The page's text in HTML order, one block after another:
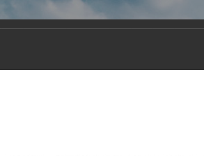
Сайт создан по